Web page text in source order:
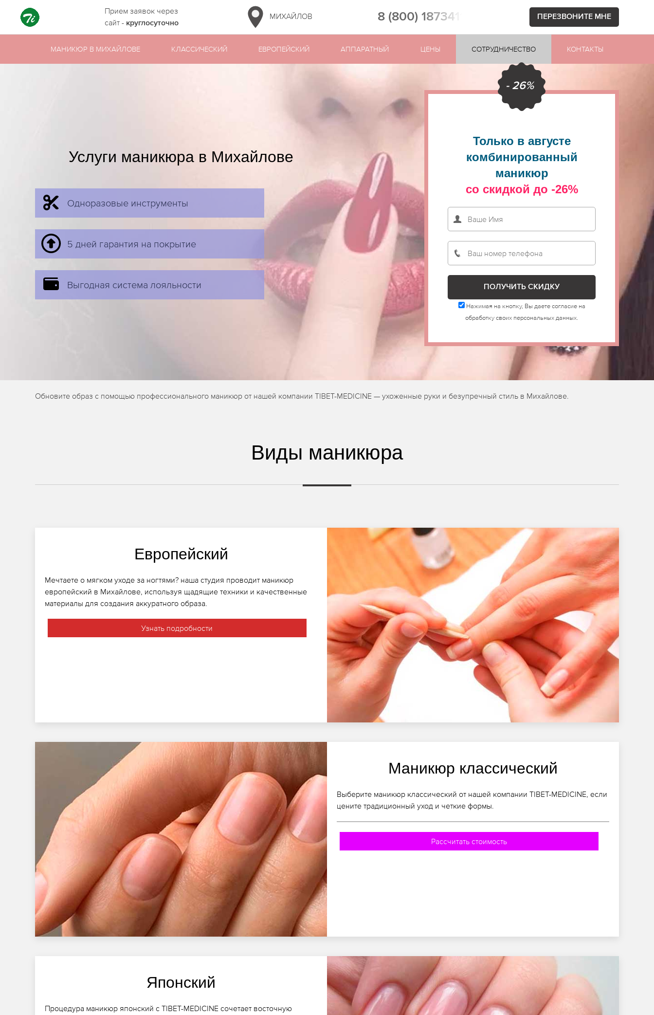
Прием заявок через
сайт - круглосуточно
МИХАЙЛОВ 8 (800) 1873411 ПЕРЕЗВОНИТЕ МНЕ
МАНИКЮР В МИХАЙЛОВЕ КЛАССИЧЕСКИЙ ЕВРОПЕЙСКИЙ АППАРАТНЫЙ ЦЕНЫ СОТРУДНИЧЕСТВО КОНТАКТЫ
Услуги маникюра в Михайлове
Одноразовые инструменты
5 дней гарантия на покрытие
Выгодная система лояльности
- 26%
Только в августе
комбинированный
маникюр
со скидкой до -26%
Нажимая на кнопку, Вы даете согласие на
обработку своих персональных данных.
Обновите образ с помощью профессионального маникюр от нашей компании TIBET-MEDICINE — ухоженные руки и безупречный стиль в Михайлове.
Виды маникюра
Европейский
Мечтаете о мягком уходе за ногтями? наша студия проводит маникюр
европейский в Михайлове, используя щадящие техники и качественные
материалы для создания аккуратного образа.
Узнать подробности
Маникюр классический
Выберите маникюр классический от нашей компании TIBET-MEDICINE, если
цените традиционный уход и четкие формы.
Рассчитать стоимость
Японский
Процедура маникюр японский с TIBET-MEDICINE сочетает восточную